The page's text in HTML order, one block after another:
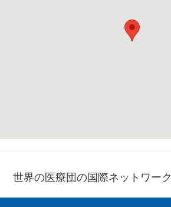
世界の医療団の国際ネットワーク